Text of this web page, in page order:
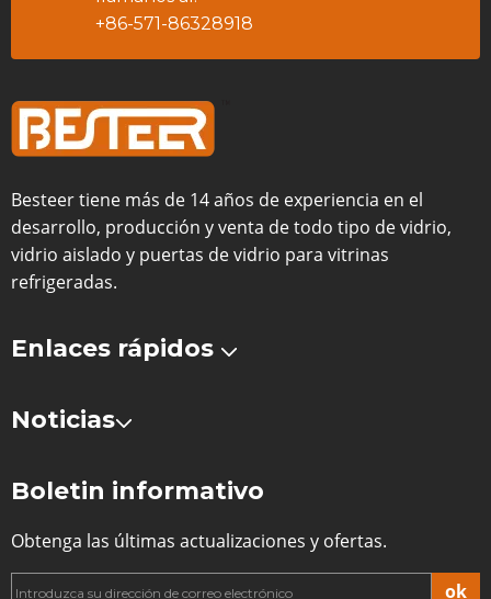
+86-571-86328918
Besteer tiene más de 14 años de experiencia en el
desarrollo, producción y venta de todo tipo de vidrio,
vidrio aislado y puertas de vidrio para vitrinas
refrigeradas.
Enlaces rápidos
Noticias
Boletin informativo
Obtenga las últimas actualizaciones y ofertas.
ok